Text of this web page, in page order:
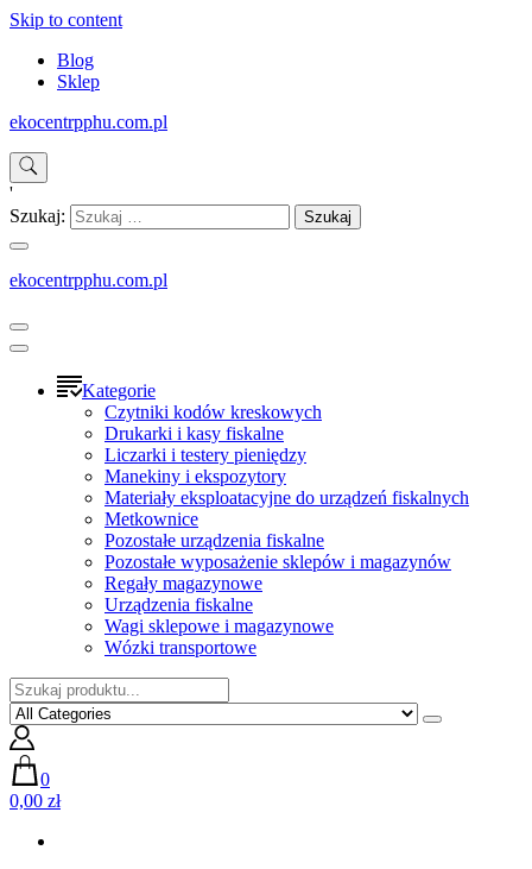
Skip to content
Blog
Sklep
ekocentrpphu.com.pl
'
Szukaj:
ekocentrpphu.com.pl
Kategorie
Czytniki kodów kreskowych
Drukarki i kasy fiskalne
Liczarki i testery pieniędzy
Manekiny i ekspozytory
Materiały eksploatacyjne do urządzeń fiskalnych
Metkownice
Pozostałe urządzenia fiskalne
Pozostałe wyposażenie sklepów i magazynów
Regały magazynowe
Urządzenia fiskalne
Wagi sklepowe i magazynowe
Wózki transportowe
0
0,00 zł